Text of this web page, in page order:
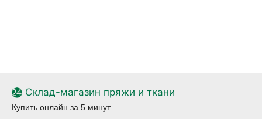
Склад-магазин пряжи и ткани
Купить онлайн за 5 минут